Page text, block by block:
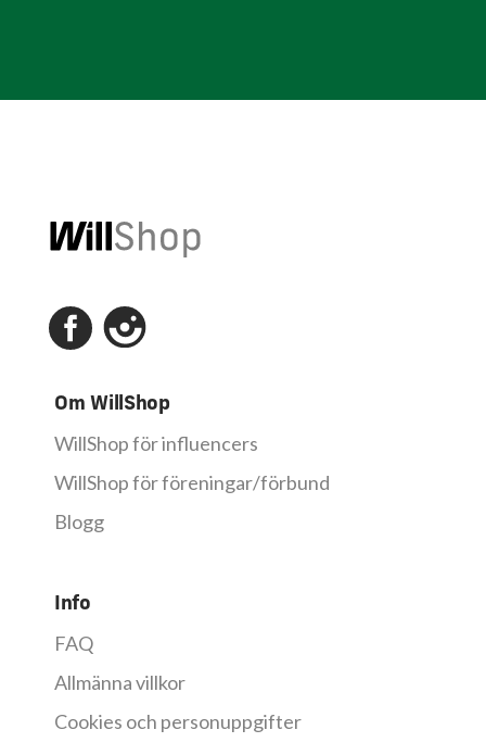
Om WillShop
WillShop för influencers
WillShop för föreningar/förbund
Blogg
Info
FAQ
Allmänna villkor
Cookies och personuppgifter